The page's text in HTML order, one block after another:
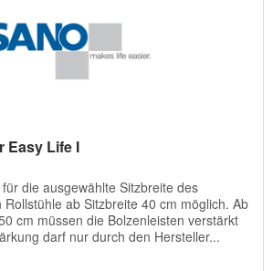
Easy Life I
die ausgewählte Sitzbreite des
Rollstühle ab Sitzbreite 40 cm möglich. Ab
cm müssen die Bolzenleisten verstärkt
darf nur durch den Hersteller...